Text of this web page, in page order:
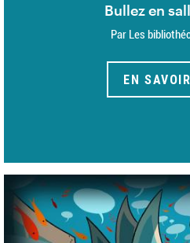
Bullez en
Par Les
EN